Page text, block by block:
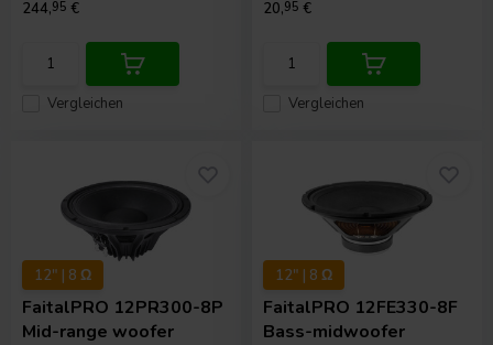
Vergleichen
244,95 €
Vergleichen
20,95 €
12" | 8 Ω
FaitalPRO 12PR300-8P
Mid-range woofer
12" | 8 Ω
FaitalPRO 12FE330-8F
Bass-midwoofer